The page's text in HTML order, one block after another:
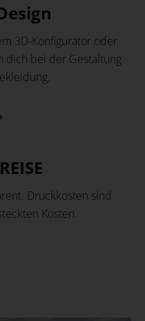
3D-Konfigurator oder
dich bei der Gestaltung
Druckkosten sind
Kosten.